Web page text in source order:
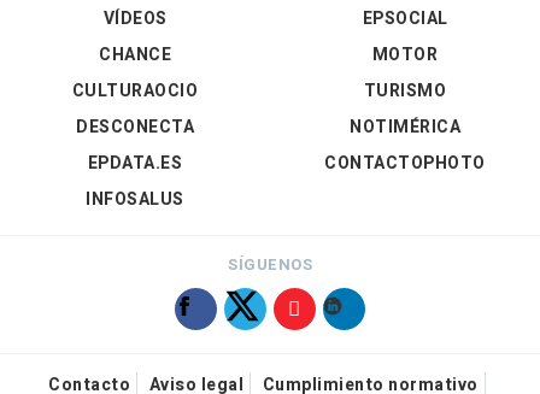
VÍDEOS
EPSOCIAL
CHANCE
CULTURAOCIO
DESCONECTA
EPDATA.ES
INFOSALUS
MOTOR
TURISMO
NOTIMÉRICA
CONTACTOPHOTO
SÍGUENOS
Contacto Aviso legal Cumplimiento normativo